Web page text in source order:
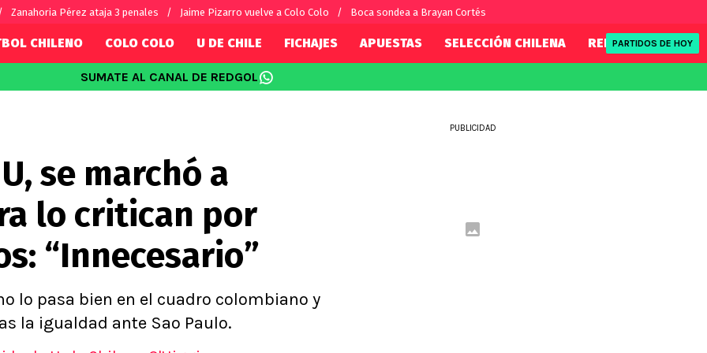
Zanahoria Pérez ataja 3 penales Jaime Pizarro vuelve a Colo Colo Boca sondea a Brayan Cortés
por el mundo
Fútbol Argentino
Fútbol Brasileño
CHILENO COLO COLO U DE CHILE FICHAJES APUESTAS SELECCIÓN CHILENA REDSPORT
PARTIDOS DE HOY
SUMATE AL CANAL DE REDGOL
se marchó a
lo critican por
“Innecesario”
lo pasa bien en el cuadro colombiano y
la igualdad ante Sao Paulo.
PUBLICIDAD